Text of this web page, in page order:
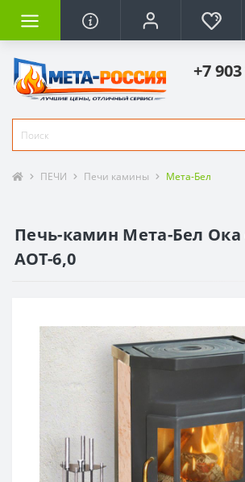
+7
ПЕЧИ Печи камины Мета-Бел
Печь-камин Мета-Бел Ока
АОТ-6,0